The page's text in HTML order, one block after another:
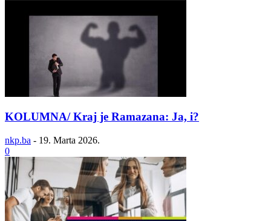
KOLUMNA/ Kraj je Ramazana: Ja, i?
nkp.ba - 19. Marta 2026.
0